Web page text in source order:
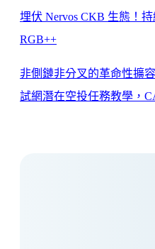
埋伏 Nervos CKB 生態！
RGB++
非側鏈非分叉的革命性擴
試網潛在空投任務教學，